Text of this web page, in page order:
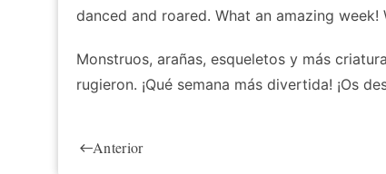
danced and roared. What an amazing
Monstruos, arañas, esqueletos y más
rugieron. ¡Qué semana más divertida! ¡Os
Anterior